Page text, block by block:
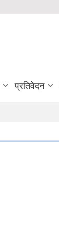
प्रतिवेदन